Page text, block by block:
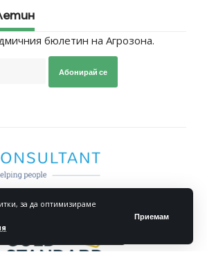
за да оптимизираме
Приемам
бюлетин на Агрозона.
Абонирай се